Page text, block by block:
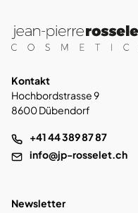
Kontakt
Hochbordstrasse 9
8600 Dübendorf
+41 44 389 87 87
info@jp-rosselet.ch
Newsletter